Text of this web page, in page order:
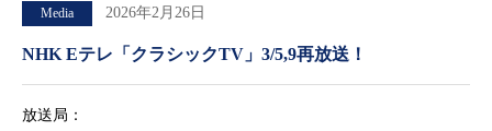
Media 2026年2月26日
NHK Eテレ「クラシックTV」3/5,9再放送！
放送局：